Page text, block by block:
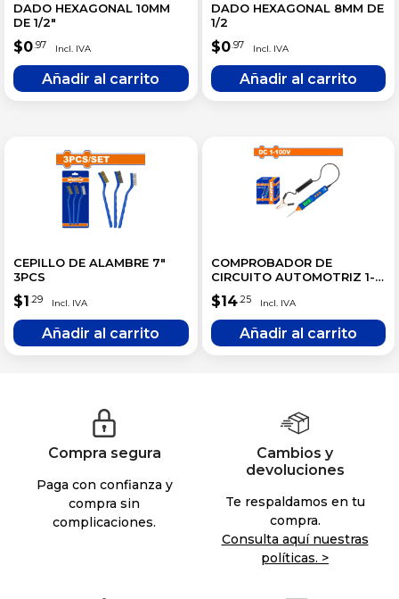
DADO HEXAGONAL 10MM
DE 1/2″
$0.97
DADO HEXAGONAL 8MM DE
1/2
$0.97
CEPILLO DE ALAMBRE 7″
3PCS
$1 .29
COMPROBADOR DE
CIRCUITO AUTOMOTRIZ 1-
100V
$14 .25
Compra segura
Paga con confianza y
compra sin
complicaciones.
Cambios y
devoluciones
Te respaldamos en tu
compra.
Consulta aquí nuestras
políticas. >